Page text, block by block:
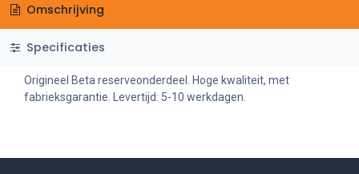
Omschrijving
Specificaties
Origineel Beta reserveonderdeel. Hoge kwaliteit, met
fabrieksgarantie. Levertijd: 5-10 werkdagen.